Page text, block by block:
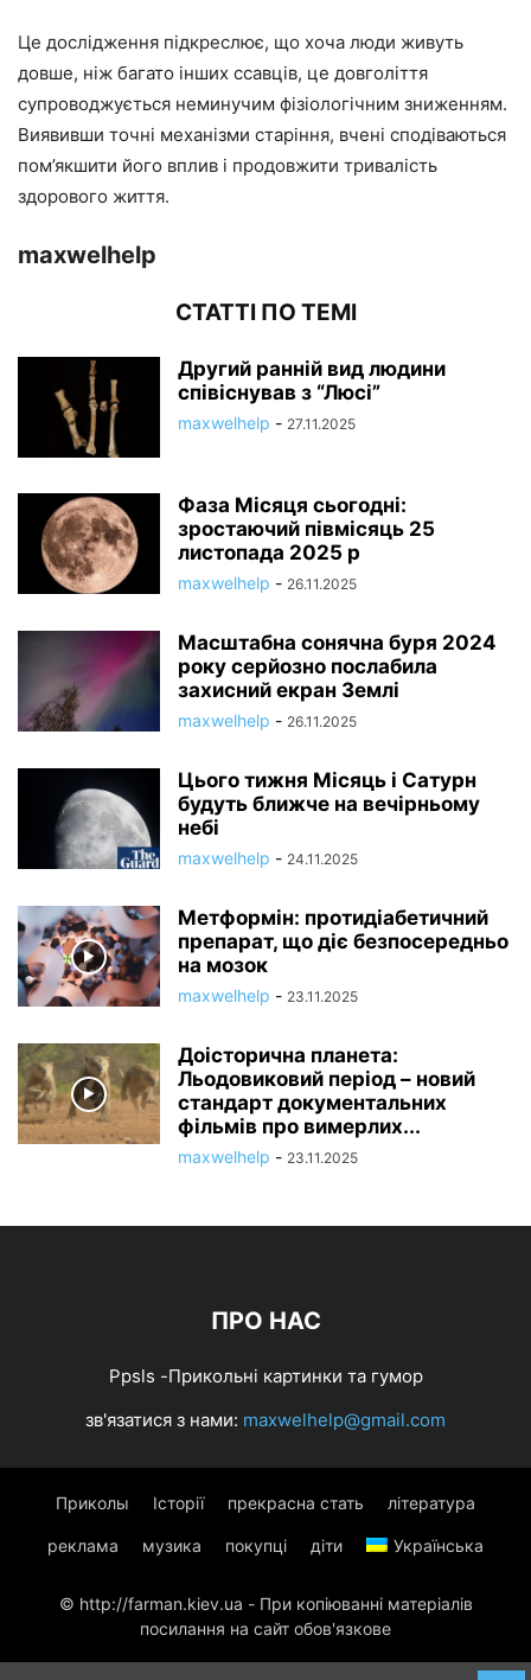
Це дослідження підкреслює, що хоча люди живуть
довше, ніж багато інших ссавців, це довголіття
супроводжується неминучим фізіологічним зниженням.
Виявивши точні механізми старіння, вчені сподіваються
пом’якшити його вплив і продовжити тривалість
здорового життя.
maxwelhelp
СТАТТІ ПО ТЕМІ
Другий ранній вид людини
співіснував з “Люсі”
maxwelhelp - 27.11.2025
Фаза Місяця сьогодні:
зростаючий півмісяць 25
листопада 2025 р
maxwelhelp - 26.11.2025
Масштабна сонячна буря 2024
року серйозно послабила
захисний екран Землі
maxwelhelp - 26.11.2025
Цього тижня Місяць і Сатурн
будуть ближче на вечірньому
небі
maxwelhelp - 24.11.2025
Метформін: протидіабетичний
препарат, що діє безпосередньо
на мозок
maxwelhelp - 23.11.2025
Доісторична планета:
Льодовиковий період – новий
стандарт документальних
фільмів про вимерлих...
maxwelhelp - 23.11.2025
ПРО НАС
Ppsls -Прикольні картинки та гумор
зв'язатися з нами: maxwelhelp@gmail.com
Приколы Історії прекрасна стать література
реклама музика покупці діти Українська
© http://farman.kiev.ua - При копіюванні матеріалів
посилання на сайт обов'язкове